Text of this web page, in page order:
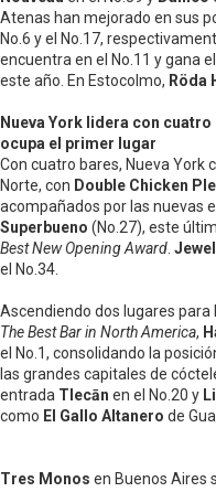
Atenas han mejorado en sus
No.6 y el No.17,
encuentra en el No.11 y gana
este año. En Estocolmo, Röda
Nueva York lidera con
ocupa el primer lugar
Con cuatro bares, Nueva York
Norte, con Double Chicken
acompañados por las nuevas
Superbueno (No.27), este
Best New Opening Award
el No.34.
Ascendiendo dos lugares para
The Best Bar in North America,
el No.1, consolidando la
las grandes capitales de
entrada Tlecān en el No.20 y
como El Gallo Altanero de
Tres Monos en Buenos Aires